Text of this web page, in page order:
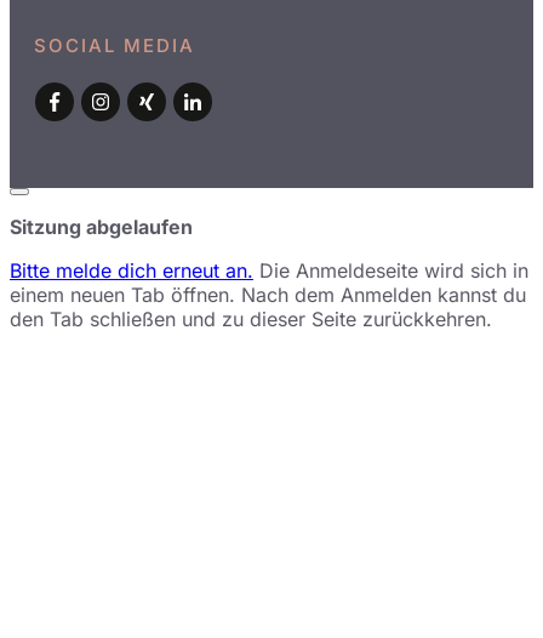
SOCIAL MEDIA
Dialog
schließen
Sitzung abgelaufen
Bitte melde dich erneut an. Die Anmeldeseite wird sich in
einem neuen Tab öffnen. Nach dem Anmelden kannst du
den Tab schließen und zu dieser Seite zurückkehren.